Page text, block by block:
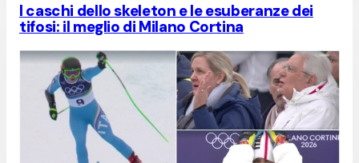
I caschi dello skeleton e le esuberanze dei
tifosi: il meglio di Milano Cortina